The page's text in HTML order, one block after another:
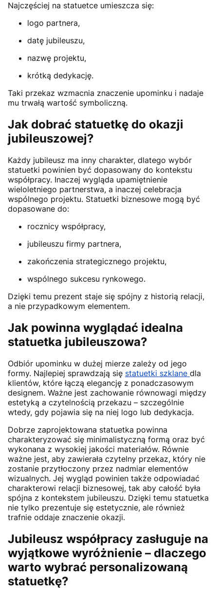
Najczęściej na statuetce umieszcza się:
logo partnera,
datę jubileuszu,
nazwę projektu,
krótką dedykację.
Taki przekaz wzmacnia znaczenie upominku i nadaje
mu trwałą wartość symboliczną.
Jak dobrać statuetkę do okazji
jubileuszowej?
Każdy jubileusz ma inny charakter, dlatego wybór
statuetki powinien być dopasowany do kontekstu
współpracy. Inaczej wygląda upamiętnienie
wieloletniego partnerstwa, a inaczej celebracja
wspólnego projektu. Statuetki biznesowe mogą być
dopasowane do:
rocznicy współpracy,
jubileuszu firmy partnera,
zakończenia strategicznego projektu,
wspólnego sukcesu rynkowego.
Dzięki temu prezent staje się spójny z historią relacji,
a nie przypadkowym elementem.
Jak powinna wyglądać idealna
statuetka jubileuszowa?
Odbiór upominku w dużej mierze zależy od jego
formy. Najlepiej sprawdzają się statuetki szklane dla
klientów, które łączą elegancję z ponadczasowym
designem. Ważne jest zachowanie równowagi między
estetyką a czytelnością przekazu – szczególnie
wtedy, gdy pojawia się na niej logo lub dedykacja.
Dobrze zaprojektowana statuetka powinna
charakteryzować się minimalistyczną formą oraz być
wykonana z wysokiej jakości materiałów. Równie
ważne jest, aby zawierała czytelny przekaz, który nie
zostanie przytłoczony przez nadmiar elementów
wizualnych. Jej wygląd powinien także odpowiadać
charakterowi relacji biznesowej, tak aby całość była
spójna z kontekstem jubileuszu. Dzięki temu statuetka
nie tylko prezentuje się estetycznie, ale również
trafnie oddaje znaczenie okazji.
Jubileusz współpracy zasługuje na
wyjątkowe wyróżnienie – dlaczego
warto wybrać personalizowaną
statuetkę?